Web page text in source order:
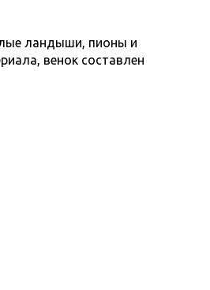
ландыши, пионы и
венок составлен